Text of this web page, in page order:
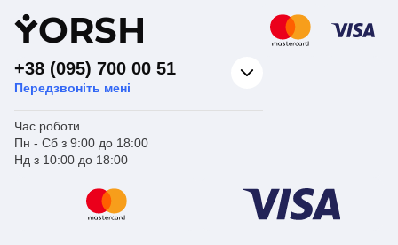
YORSH
+38 (095) 700 00 51
Передзвоніть мені
Час роботи
Пн - Сб з 9:00 до 18:00
Нд з 10:00 до 18:00